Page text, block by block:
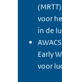
voor
in de
Early
voor